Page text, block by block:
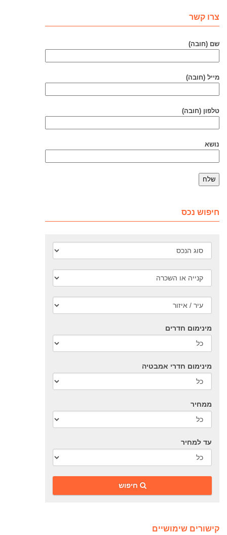
צרו קשר
שם (חובה)
מייל (חובה)
טלפון (חובה)
נושא
חיפוש נכס
מינימום חדרים
מינימום חדרי אמבטיה
ממחיר
עד למחיר
‎חיפוש
קישורים שימושיים